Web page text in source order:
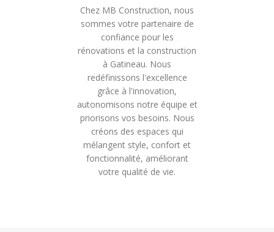
Chez MB Construction, nous
sommes votre partenaire de
confiance pour les
rénovations et la construction
à Gatineau. Nous
redéfinissons l'excellence
grâce à l'innovation,
autonomisons notre équipe et
priorisons vos besoins. Nous
créons des espaces qui
mélangent style, confort et
fonctionnalité, améliorant
votre qualité de vie.